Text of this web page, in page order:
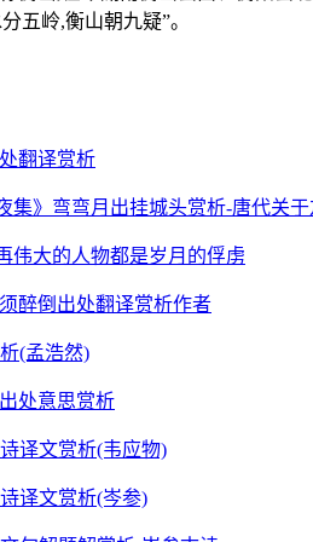
五岭,衡山朝九疑”。
翻译赏析
集》弯弯月出挂城头赏析-唐代关
伟大的人物都是岁月的俘虏
醉倒出处翻译赏析作者
(孟浩然)
处意思赏析
译文赏析(韦应物)
译文赏析(岑参)